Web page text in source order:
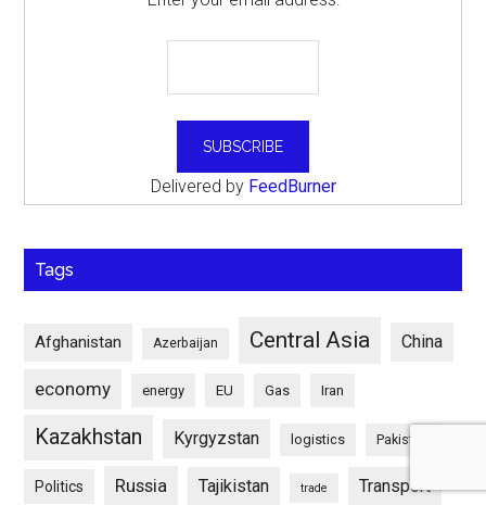
Delivered by FeedBurner
Tags
Afghanistan Azerbaijan Central Asia China
economy energy EU Gas Iran
Kazakhstan Kyrgyzstan logistics Pakistan
Politics Russia Tajikistan trade Transport